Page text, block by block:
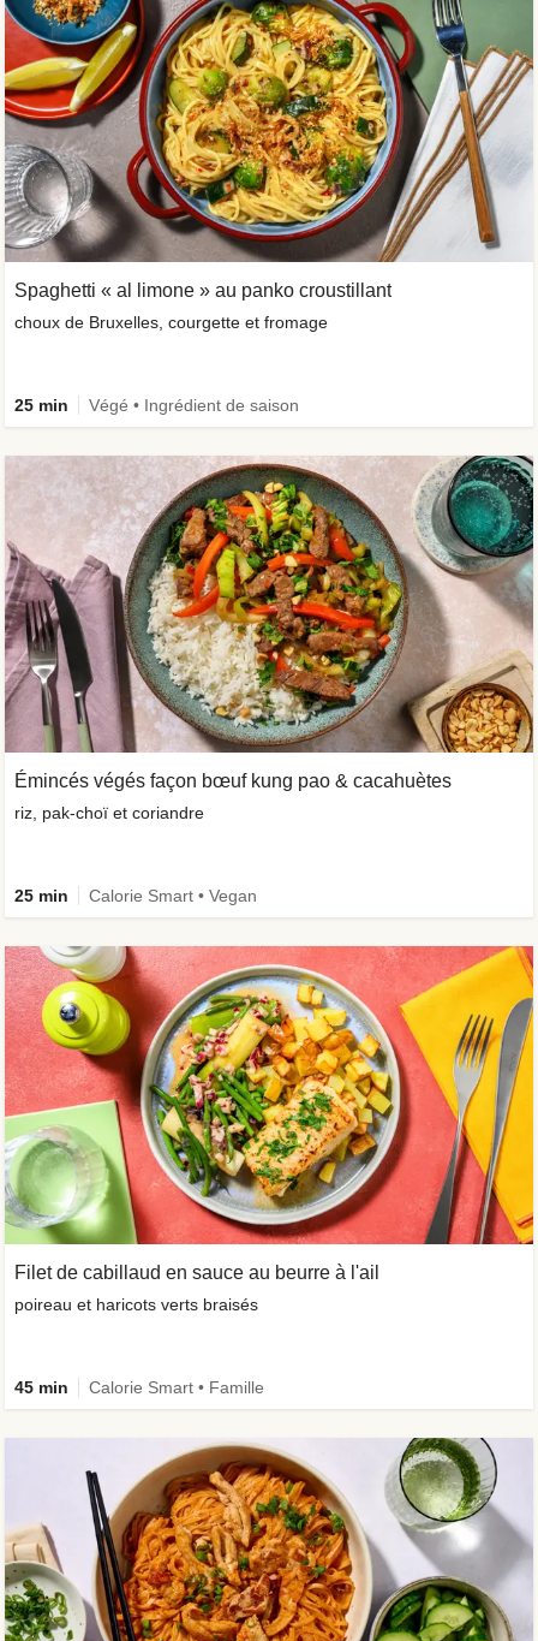
Spaghetti « al limone » au panko croustillant
choux de Bruxelles, courgette et fromage
25 min Végé • Ingrédient de saison
Émincés végés façon bœuf kung pao & cacahuètes
riz, pak-choï et coriandre
25 min Calorie Smart • Vegan
Filet de cabillaud en sauce au beurre à l'ail
poireau et haricots verts braisés
45 min Calorie Smart • Famille